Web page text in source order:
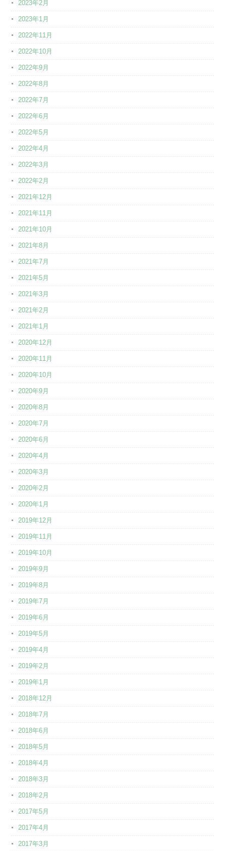
2023年2月
2023年1月
2022年11月
2022年10月
2022年9月
2022年8月
2022年7月
2022年6月
2022年5月
2022年4月
2022年3月
2022年2月
2021年12月
2021年11月
2021年10月
2021年8月
2021年7月
2021年5月
2021年3月
2021年2月
2021年1月
2020年12月
2020年11月
2020年10月
2020年9月
2020年8月
2020年7月
2020年6月
2020年4月
2020年3月
2020年2月
2020年1月
2019年12月
2019年11月
2019年10月
2019年9月
2019年8月
2019年7月
2019年6月
2019年5月
2019年4月
2019年2月
2019年1月
2018年12月
2018年7月
2018年6月
2018年5月
2018年4月
2018年3月
2018年2月
2017年5月
2017年4月
2017年3月